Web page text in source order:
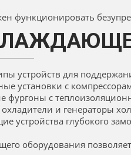
функционировать
устройств для
установки с
фургоны с
и генераторы
устройства глубокого
оборудования